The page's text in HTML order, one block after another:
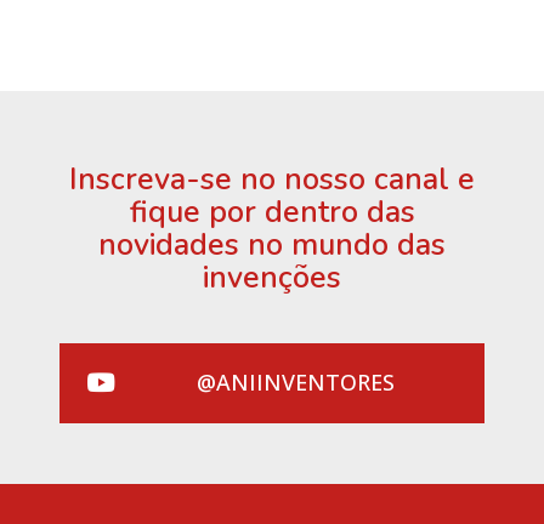
Inscreva-se no nosso canal e
fique por dentro das
novidades no mundo das
invenções
@ANIINVENTORES